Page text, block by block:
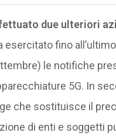
due ulteriori
esercitato fino
le notifiche
5G. In
che sostituisce il
di enti e soggetti